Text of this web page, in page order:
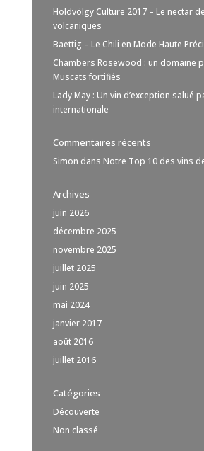
Holdvölgy Culture 2017 – Le nectar
volcaniques
Baettig – Le Chili en Mode Haute
Chambers Rosewood : un domaine
Muscats fortifiés
Lady May : Un vin d’exception salué
internationale
Commentaires récents
Simon dans Notre Top 10 des vins
Archives
juin 2026
décembre 2025
novembre 2025
juillet 2025
juin 2025
mai 2024
janvier 2017
août 2016
juillet 2016
Catégories
Découverte
Non classé